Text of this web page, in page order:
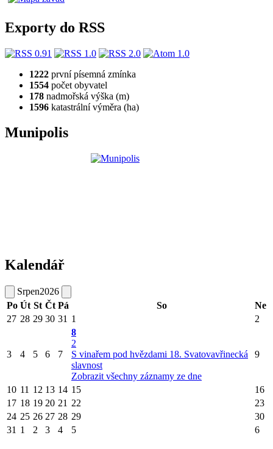
Exporty do RSS
1222 první písemná zmínka
1554 počet obyvatel
178 nadmořská výška (m)
1596 katastrální výměra (ha)
Munipolis
Kalendář
Srpen2026
Po Út St Čt Pá So
Ne
27 28 29 30 31 1 2
3 4 5 6 7
8
2
S vinařem pod hvězdami 18. Svatovavřinecká
slavnost
Zobrazit všechny záznamy ze dne
9
10 11 12 13 14 15
16
17 18 19 20 21 22
23
24 25 26 27 28 29
30
31 1 2 3 4 5 6